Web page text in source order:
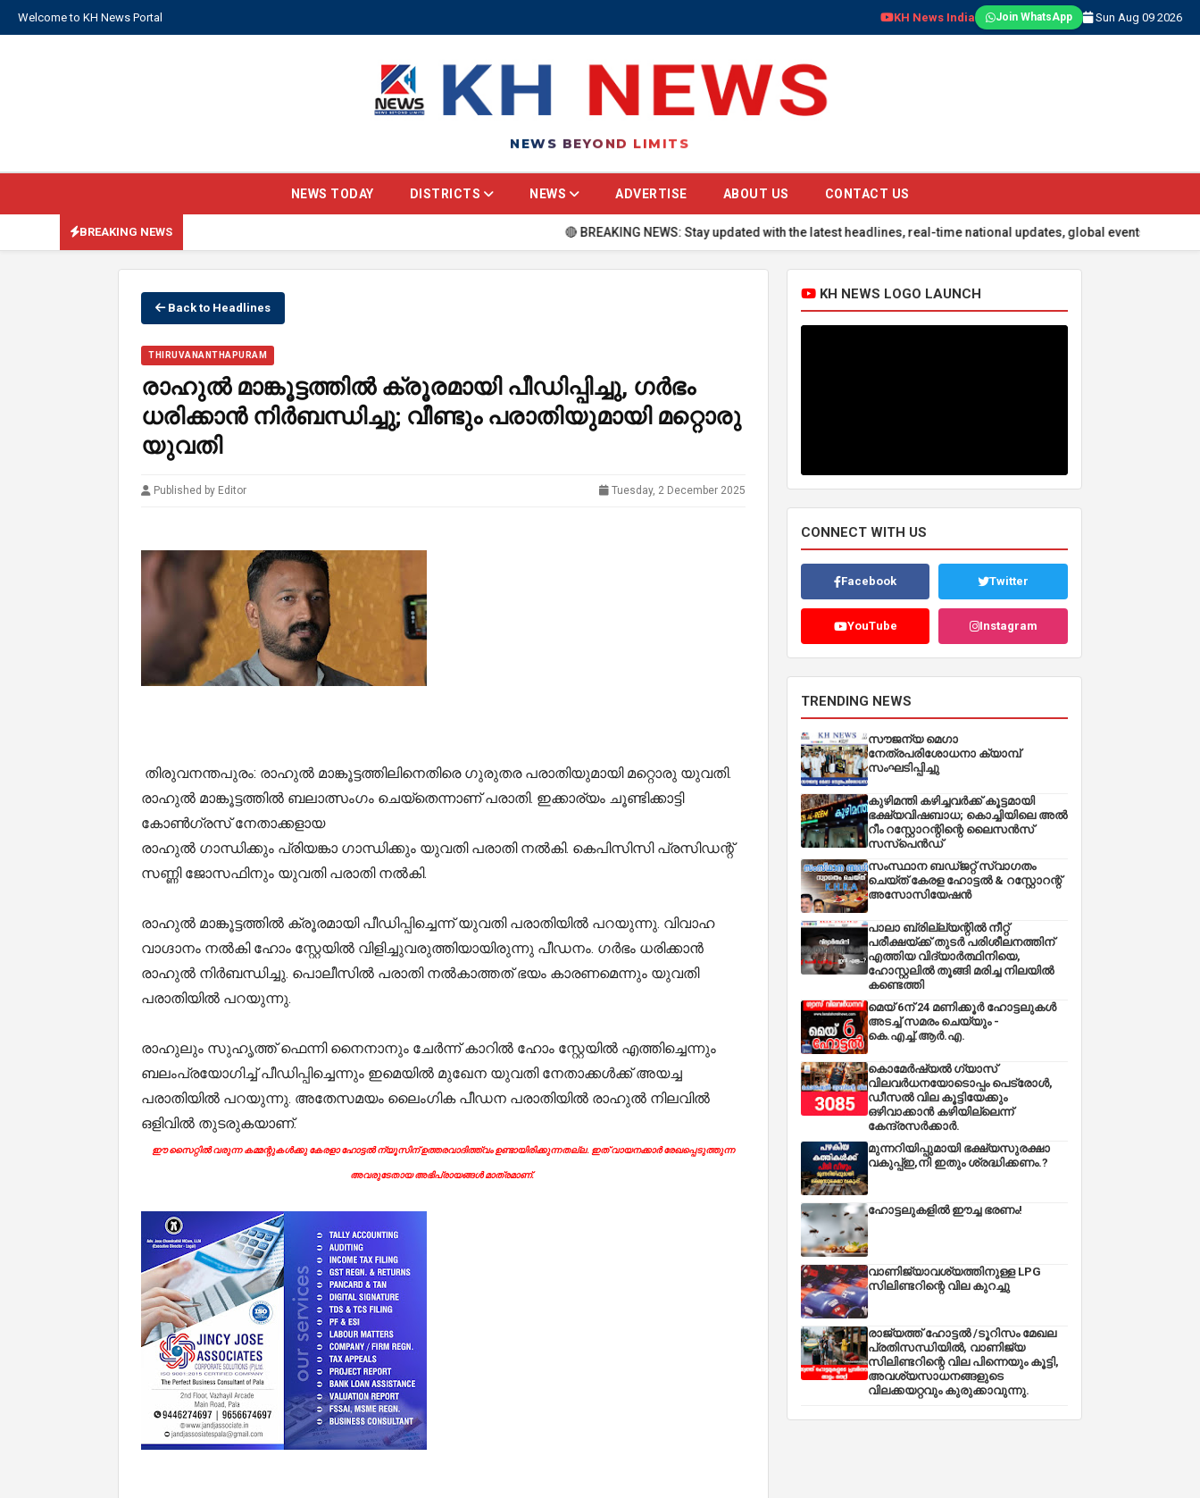
Welcome to KH News Portal KH News India Join WhatsApp Sun Aug 09 2026
NEWS BEYOND LIMITS
NEWS TODAY DISTRICTS NEWS ADVERTISE ABOUT US CONTACT US
BREAKING NEWS 🔴 BREAKING NEWS: Stay updated with the latest headlines, real-time national updates, global events, sports
Back to Headlines
THIRUVANANTHAPURAM
രാഹുൽ മാങ്കൂട്ടത്തിൽ ക്രൂരമായി പീഡിപ്പിച്ചു, ഗർഭം
ധരിക്കാൻ നിർബന്ധിച്ചു; വീണ്ടും പരാതിയുമായി മറ്റൊരു
യുവതി
Published by Editor Tuesday, 2 December 2025
തിരുവനന്തപുരം: രാഹുൽ മാങ്കൂട്ടത്തിലിനെതിരെ ഗുരുതര പരാതിയുമായി മറ്റൊരു യുവതി.
രാഹുൽ മാങ്കൂട്ടത്തിൽ ബലാത്സംഗം ചെയ്‌തെന്നാണ് പരാതി. ഇക്കാര്യം ചൂണ്ടിക്കാട്ടി
കോൺഗ്രസ് നേതാക്കളായ
രാഹുൽ ഗാന്ധിക്കും പ്രിയങ്കാ ഗാന്ധിക്കും യുവതി പരാതി നൽകി. കെപിസിസി പ്രസിഡന്റ്
സണ്ണി ജോസഫിനും യുവതി പരാതി നൽകി.
രാഹുൽ മാങ്കൂട്ടത്തിൽ ക്രൂരമായി പീഡിപ്പിച്ചെന്ന് യുവതി പരാതിയിൽ പറയുന്നു. വിവാഹ
വാഗ്ദാനം നൽകി ഹോം സ്റ്റേയിൽ വിളിച്ചുവരുത്തിയായിരുന്നു പീഡനം. ഗർഭം ധരിക്കാൻ
രാഹുൽ നിർബന്ധിച്ചു. പൊലീസിൽ പരാതി നൽകാത്തത് ഭയം കാരണമെന്നും യുവതി
പരാതിയിൽ പറയുന്നു.
രാഹുലും സുഹൃത്ത് ഫെന്നി നൈനാനും ചേർന്ന് കാറിൽ ഹോം സ്റ്റേയിൽ എത്തിച്ചെന്നും
ബലംപ്രയോഗിച്ച് പീഡിപ്പിച്ചെന്നും ഇമെയില്‍ മുഖേന യുവതി നേതാക്കൾക്ക് അയച്ച
പരാതിയിൽ പറയുന്നു. അതേസമയം ലൈംഗിക പീഡന പരാതിയിൽ രാഹുൽ നിലവിൽ
ഒളിവിൽ തുടരുകയാണ്.
ഈ സൈറ്റിൽ വരുന്ന കമ്മന്റുകൾക്കു കേരളാ ഹോട്ടൽ ന്യൂസിന് ഉത്തരവാദിത്ത്വം ഉണ്ടായിരിക്കുന്നതല്ല. ഇത് വായനക്കാർ രേഖപ്പെടുത്തുന്ന
അവരുടേതായ അഭിപ്രായങ്ങൾ മാത്രമാണ്.
KH NEWS LOGO LAUNCH
CONNECT WITH US
Facebook Twitter
YouTube Instagram
TRENDING NEWS
സൗജന്യ മെഗാ
നേത്രപരിശോധനാ ക്യാമ്പ്
സംഘടിപ്പിച്ചു
കുഴിമന്തി കഴിച്ചവർക്ക് കൂട്ടമായി
ഭക്ഷ്യവിഷബാധ; കൊച്ചിയിലെ അൽ
റീം റസ്റ്റോറന്റിന്റെ ലൈസൻസ്
സസ്പെൻഡ്
സംസ്ഥാന ബഡ്‌ജറ്റ് സ്വാഗതം
ചെയ്ത് കേരള ഹോട്ടൽ & റസ്റ്റോറന്റ്
അസോസിയേഷൻ
പാലാ ബ്രില്ല്യന്റിൽ നീറ്റ്
പരീക്ഷയ്ക്ക് തുടർ പരിശീലനത്തിന്
എത്തിയ വിദ്യാർത്ഥിനിയെ,
ഹോസ്റ്റലിൽ തൂങ്ങി മരിച്ച നിലയിൽ
കണ്ടെത്തി
മെയ് 6ന് 24 മണിക്കൂർ ഹോട്ടലുകൾ
അടച്ച് സമരം ചെയ്യും -
കെ.എച്ച്.ആർ.എ.
കൊമേർഷ്യൽ ഗ്യാസ്
വിലവർധനയോടൊപ്പം പെട്രോൾ,
ഡീസല്‍ വില കൂട്ടിയേക്കും
ഒഴിവാക്കാന്‍ കഴിയില്ലെന്ന്
കേന്ദ്രസര്‍ക്കാര്‍.
മുന്നറിയിപ്പുമായി ഭക്ഷ്യസുരക്ഷാ
വകുപ്പ്ഇ,നി ഇതും ശ്രദ്ധിക്കണം.?
ഹോട്ടലുകളിൽ ഈച്ച ഭരണം!
വാണിജ്യാവശ്യത്തിനുള്ള LPG
സിലിണ്ടറിന്റെ വില കുറച്ചു
രാജ്യത്ത് ഹോട്ടൽ /ടൂറിസം മേഖല
പ്രതിസന്ധിയിൽ, വാണിജ്യ
സിലിണ്ടറിന്റെ വില പിന്നെയും കൂട്ടി,
അവശ്യസാധനങ്ങളുടെ
വിലക്കയറ്റവും കുരുക്കാവുന്നു.